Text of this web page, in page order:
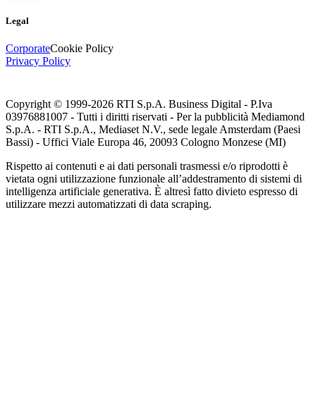
Legal
CorporateCookie Policy
Privacy Policy
Copyright © 1999-2026 RTI S.p.A. Business Digital - P.Iva
03976881007 - Tutti i diritti riservati - Per la pubblicità Mediamond
S.p.A. - RTI S.p.A., Mediaset N.V., sede legale Amsterdam (Paesi
Bassi) - Uffici Viale Europa 46, 20093 Cologno Monzese (MI)
Rispetto ai contenuti e ai dati personali trasmessi e/o riprodotti è
vietata ogni utilizzazione funzionale all’addestramento di sistemi di
intelligenza artificiale generativa. È altresì fatto divieto espresso di
utilizzare mezzi automatizzati di data scraping.